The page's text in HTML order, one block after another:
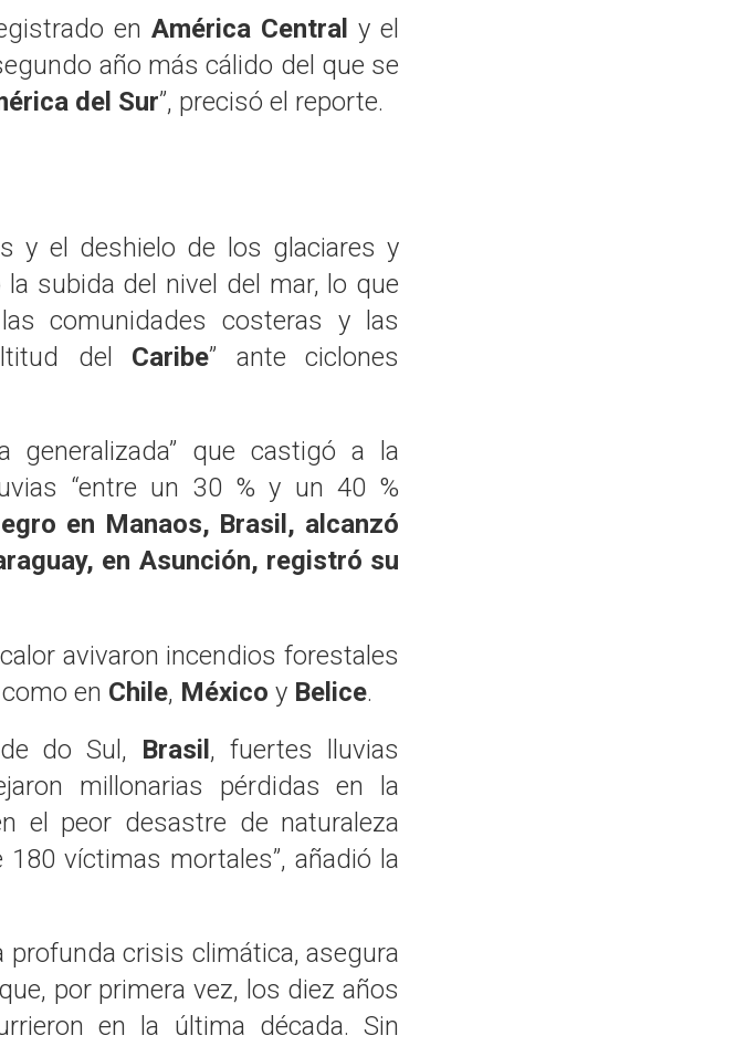
enAmérica Central y el
año más cálido del que se
del Sur”, precisó el reporte.
y el deshielo de los glaciares y
subida del nivel del mar, lo que
comunidades costeras y las
del Caribe” ante ciclones
generalizada” que castigó a la
“entre un 30 % y un 40 %
en Manaos, Brasil, alcanzó
en Asunción, registró su
avivaron incendios forestales
en Chile, México y Belice.
do Sul, Brasil , fuertes lluvias
millonarias pérdidas en la
el peor desastre de naturaleza
víctimas mortales”, añadió la
crisis climática, asegura
por primera vez, los diez años
en la última década. Sin